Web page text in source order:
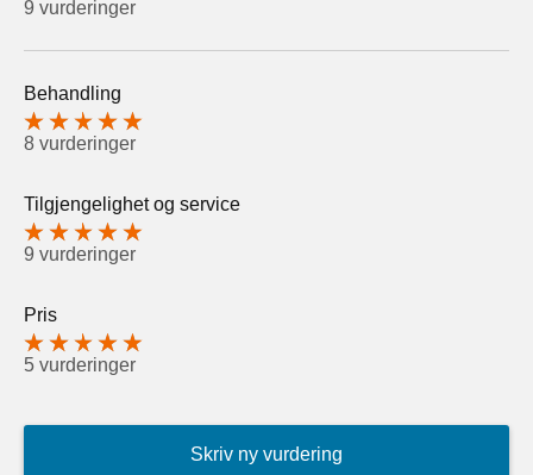
9 vurderinger
Behandling
8 vurderinger
Tilgjengelighet og service
9 vurderinger
Pris
5 vurderinger
Skriv ny vurdering